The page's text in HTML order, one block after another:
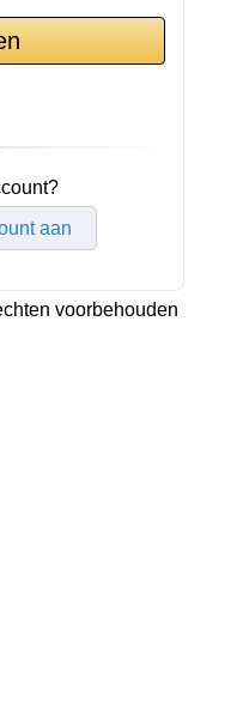
aan
voorbehouden